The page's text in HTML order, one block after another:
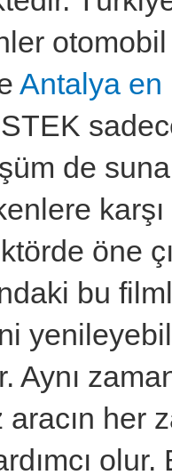
Antalya en
STEK
de
öne
bu
Aynı
her